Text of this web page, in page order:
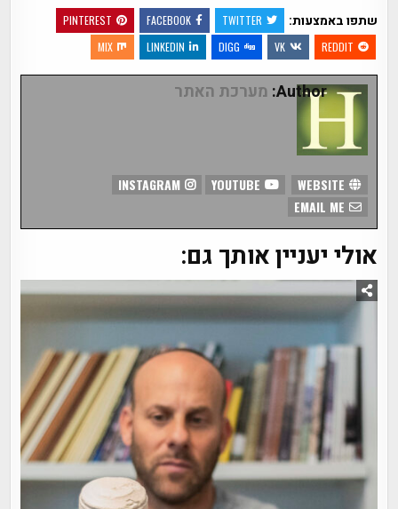
שתפו באמצעות:
TWITTER
FACEBOOK
PINTEREST
REDDIT
VK
DIGG
LINKEDIN
MIX
Author: מערכת האתר
INSTAGRAM
אולי יעניין אותך גם: